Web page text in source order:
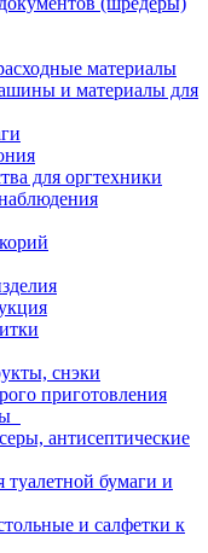
материалы
и материалы для
для оргтехники
снэки
приготовления
антисептические
туалетной бумаги и
и салфетки к